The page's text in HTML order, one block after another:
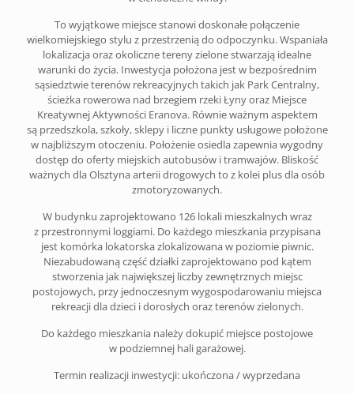
To wyjątkowe miejsce stanowi doskonałe połączenie
wielkomiejskiego stylu z przestrzenią do odpoczynku. Wspaniała
lokalizacja oraz okoliczne tereny zielone stwarzają idealne
warunki do życia. Inwestycja położona jest w bezpośrednim
sąsiedztwie terenów rekreacyjnych takich jak Park Centralny,
ścieżka rowerowa nad brzegiem rzeki Łyny oraz Miejsce
Kreatywnej Aktywności Eranova. Równie ważnym aspektem
są przedszkola, szkoły, sklepy i liczne punkty usługowe położone
w najbliższym otoczeniu. Położenie osiedla zapewnia wygodny
dostęp do oferty miejskich autobusów i tramwajów. Bliskość
ważnych dla Olsztyna arterii drogowych to z kolei plus dla osób
zmotoryzowanych.
W budynku zaprojektowano 126 lokali mieszkalnych wraz
z przestronnymi loggiami. Do każdego mieszkania przypisana
jest komórka lokatorska zlokalizowana w poziomie piwnic.
Niezabudowaną część działki zaprojektowano pod kątem
stworzenia jak największej liczby zewnętrznych miejsc
postojowych, przy jednoczesnym wygospodarowaniu miejsca
rekreacji dla dzieci i dorosłych oraz terenów zielonych.
Do każdego mieszkania należy dokupić miejsce postojowe
w podziemnej hali garażowej.
Termin realizacji inwestycji: ukończona / wyprzedana